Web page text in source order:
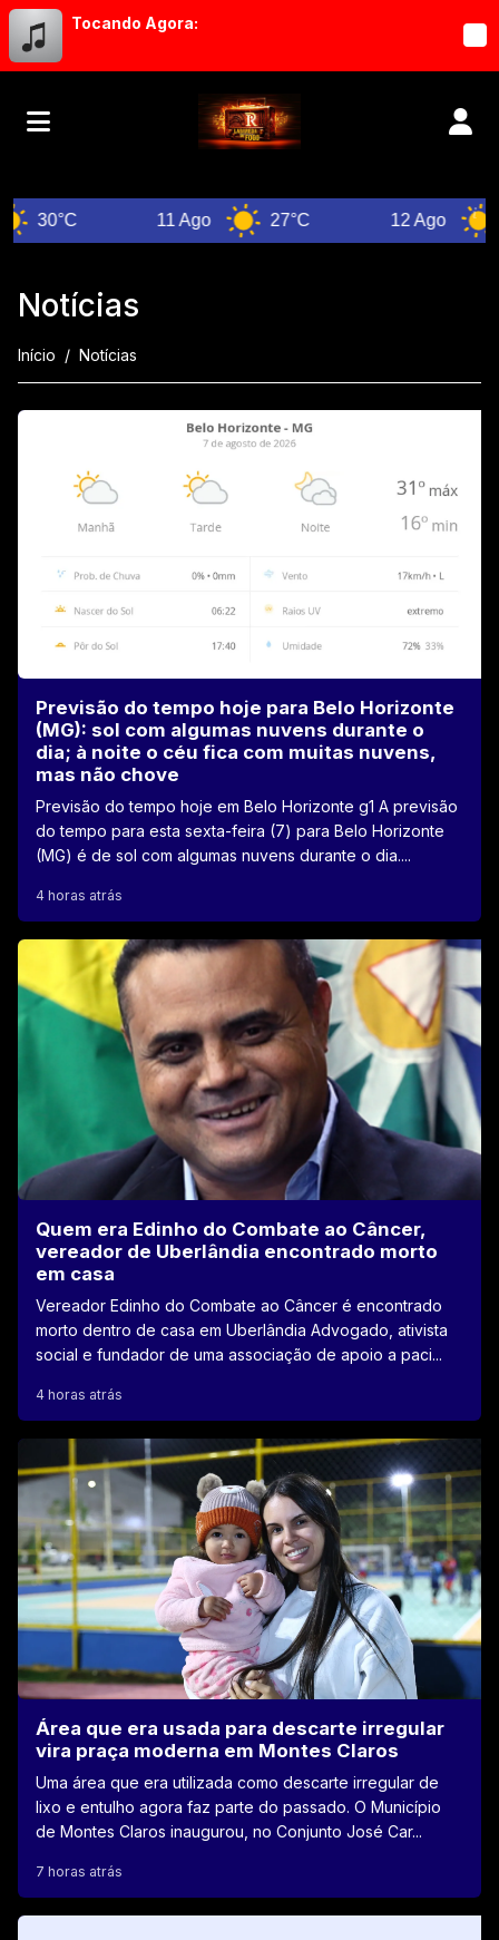
Tocando Agora:
27°C 26°C
Notícias
Início Notícias
Previsão do tempo hoje para Belo Horizonte
(MG): sol com algumas nuvens durante o
dia; à noite o céu fica com muitas nuvens,
mas não chove
Previsão do tempo hoje em Belo Horizonte g1 A previsão
do tempo para esta sexta-feira (7) para Belo Horizonte
(MG) é de sol com algumas nuvens durante o dia....
4 horas atrás
Quem era Edinho do Combate ao Câncer,
vereador de Uberlândia encontrado morto
em casa
Vereador Edinho do Combate ao Câncer é encontrado
morto dentro de casa em Uberlândia Advogado, ativista
social e fundador de uma associação de apoio a paci...
4 horas atrás
Área que era usada para descarte irregular
vira praça moderna em Montes Claros
Uma área que era utilizada como descarte irregular de
lixo e entulho agora faz parte do passado. O Município
de Montes Claros inaugurou, no Conjunto José Car...
7 horas atrás